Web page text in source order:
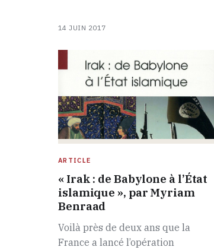
14 JUIN 2017
ARTICLE
« Irak : de Babylone à l’État
islamique », par Myriam
Benraad
Voilà près de deux ans que la
France a lancé l’opération